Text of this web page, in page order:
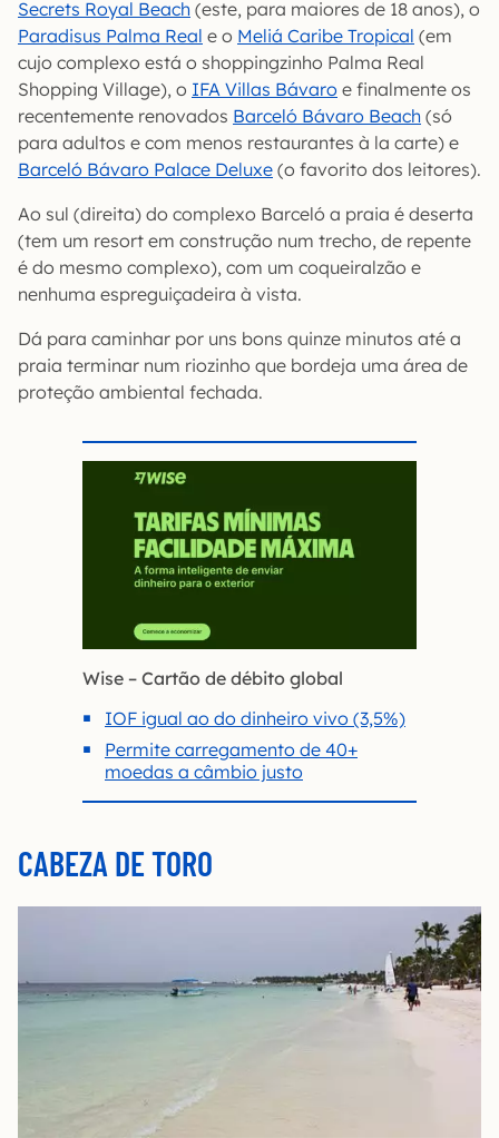
Secrets Royal Beach (este, para maiores de 18 anos), o
Paradisus Palma Real e o Meliá Caribe Tropical (em
cujo complexo está o shoppingzinho Palma Real
Shopping Village), o IFA Villas Bávaro e finalmente os
recentemente renovados Barceló Bávaro Beach (só
para adultos e com menos restaurantes à la carte) e
Barceló Bávaro Palace Deluxe (o favorito dos leitores).
Ao sul (direita) do complexo Barceló a praia é deserta
(tem um resort em construção num trecho, de repente
é do mesmo complexo), com um coqueiralzão e
nenhuma espreguiçadeira à vista.
Dá para caminhar por uns bons quinze minutos até a
praia terminar num riozinho que bordeja uma área de
proteção ambiental fechada.
Wise – Cartão de débito global
IOF igual ao do dinheiro vivo (3,5%)
Permite carregamento de 40+
moedas a câmbio justo
CABEZA DE TORO